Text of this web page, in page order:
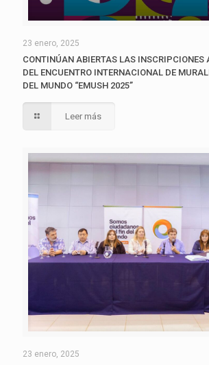
23 enero, 2025
CONTINÚAN ABIERTAS LAS INSCRIPCIONES
DEL ENCUENTRO INTERNACIONAL DE
DEL MUNDO “EMUSH 2025”
Leer más
23 enero, 2025